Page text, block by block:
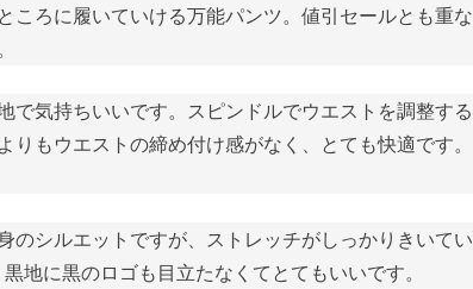
ころに履いていける万能パンツ。値引セールとも重な
で気持ちいいです。スピンドルでウエストを調整する
もウエストの締め付け感がなく、とても快適です。
のシルエットですが、ストレッチがしっかりきいてい
地に黒のロゴも目立たなくてとてもいいです。